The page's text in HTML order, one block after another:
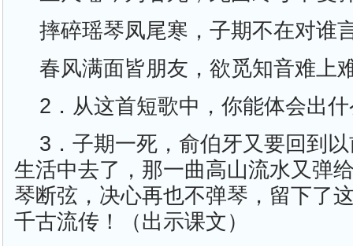
摔碎瑶琴凤尾寒，子期不在对谁
春风满面皆朋友，欲觅知音难上
2．从这首短歌中，你能体会出
3．子期一死，俞伯牙又要回到
生活中去了，那一曲高山流水又弹
琴断弦，决心再也不弹琴，留下了
千古流传！（出示课文）